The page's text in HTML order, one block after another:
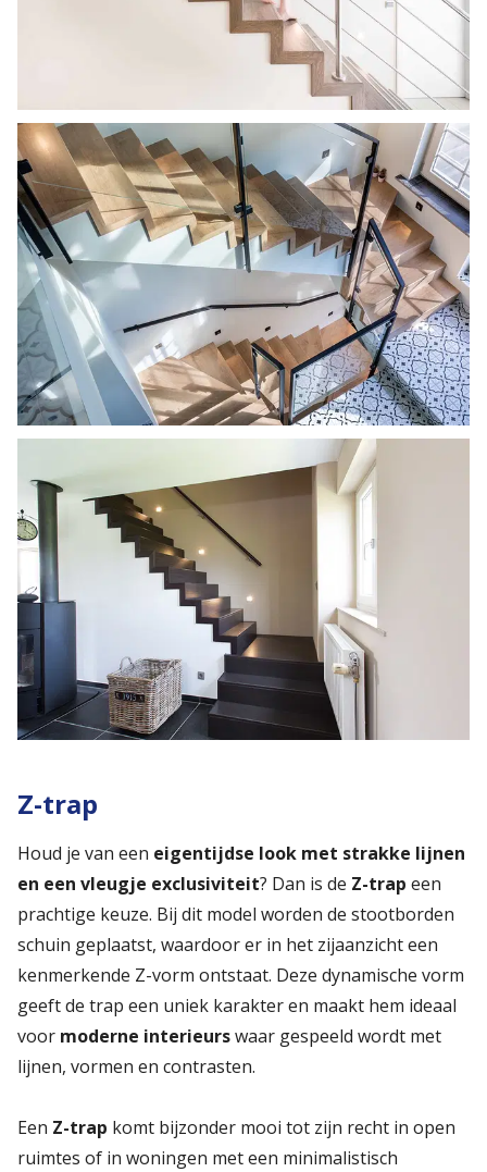
Z-trap
Houd je van een eigentijdse look met strakke lijnen
en een vleugje exclusiviteit? Dan is de Z-trap een
prachtige keuze. Bij dit model worden de stootborden
schuin geplaatst, waardoor er in het zijaanzicht een
kenmerkende Z-vorm ontstaat. Deze dynamische vorm
geeft de trap een uniek karakter en maakt hem ideaal
voor moderne interieurswaar gespeeld wordt met
lijnen, vormen en contrasten.
Een Z-trap komt bijzonder mooi tot zijn recht in open
ruimtes of in woningen met een minimalistisch